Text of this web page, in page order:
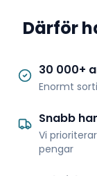
Därför
30 000+
Enormt
Snabb
Vi
pengar